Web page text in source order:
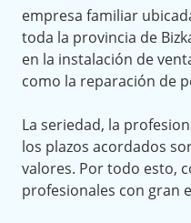
empresa familiar
toda la provincia de
en la instalación de
como la reparación de
La seriedad, la
los plazos acordados
valores. Por todo esto,
profesionales con gran